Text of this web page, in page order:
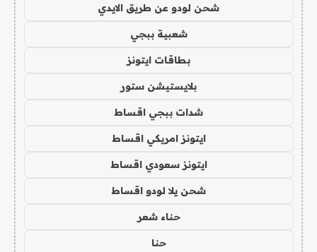
شحن لودو عن طريق الايدي
شعبية ببجي
بطاقات ايتونز
بلايستيشن ستور
شدات ببجي اقساط
ايتونز امريكي اقساط
ايتونز سعودي اقساط
شحن يلا لودو اقساط
حناء شعر
حنا